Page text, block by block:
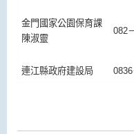
金門國家公園保育課
陳淑靈
082
連江縣政府建設局